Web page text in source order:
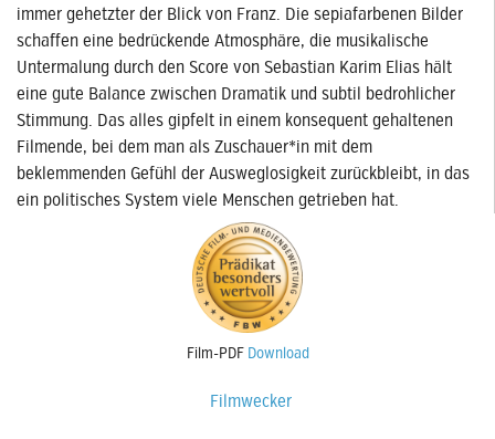
immer gehetzter der Blick von Franz. Die sepiafarbenen Bilder
schaffen eine bedrückende Atmosphäre, die musikalische
Untermalung durch den Score von Sebastian Karim Elias hält
eine gute Balance zwischen Dramatik und subtil bedrohlicher
Stimmung. Das alles gipfelt in einem konsequent gehaltenen
Filmende, bei dem man als Zuschauer*in mit dem
beklemmenden Gefühl der Ausweglosigkeit zurückbleibt, in das
ein politisches System viele Menschen getrieben hat.
Film-PDF Download
Filmwecker